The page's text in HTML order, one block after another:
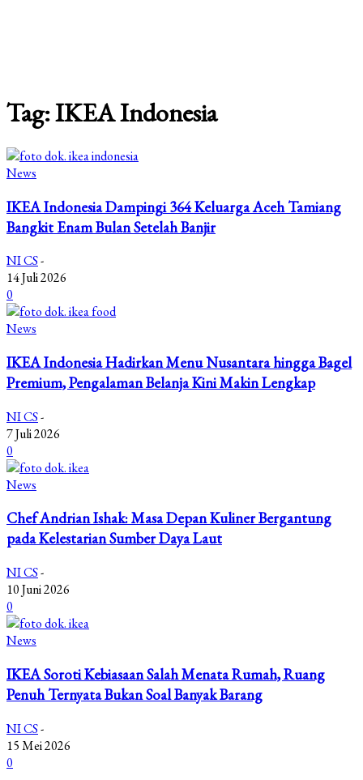
Tag: IKEA Indonesia
News
IKEA Indonesia Dampingi 364 Keluarga Aceh Tamiang
Bangkit Enam Bulan Setelah Banjir
NI CS-
14 Juli 2026
0
News
IKEA Indonesia Hadirkan Menu Nusantara hingga Bagel
Premium, Pengalaman Belanja Kini Makin Lengkap
NI CS-
7 Juli 2026
0
News
Chef Andrian Ishak: Masa Depan Kuliner Bergantung
pada Kelestarian Sumber Daya Laut
NI CS-
10 Juni 2026
0
News
IKEA Soroti Kebiasaan Salah Menata Rumah, Ruang
Penuh Ternyata Bukan Soal Banyak Barang
NI CS-
15 Mei 2026
0